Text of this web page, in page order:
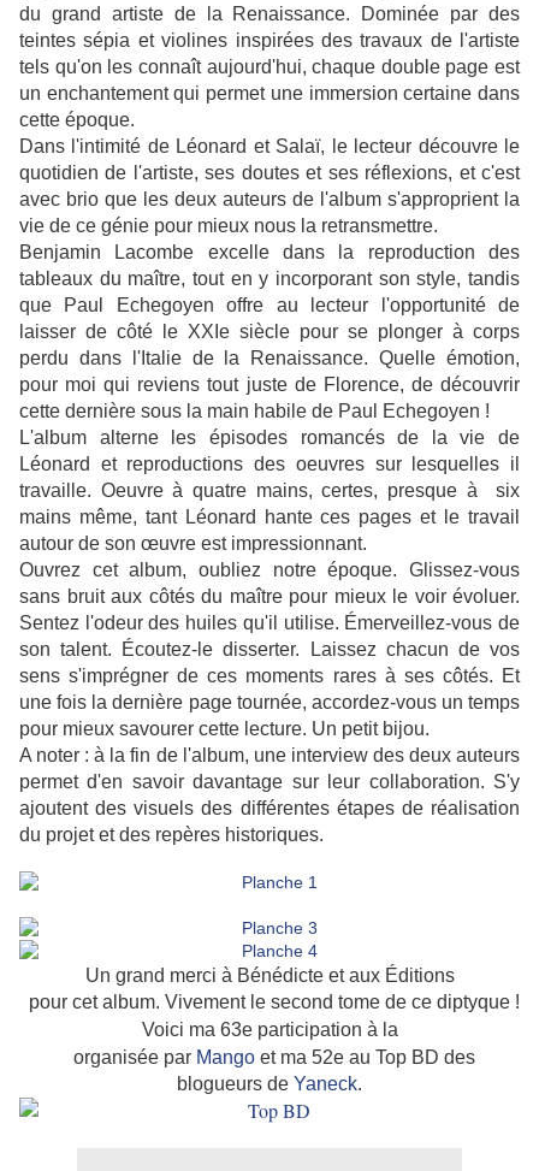
du grand artiste de la Renaissance. Dominée par des
teintes sépia et violines inspirées des travaux de l'artiste
tels qu'on les connaît aujourd'hui, chaque double page est
un enchantement qui permet une immersion certaine dans
cette époque.
Dans l'intimité de Léonard et Salaï, le lecteur découvre le
quotidien de l'artiste, ses doutes et ses réflexions, et c'est
avec brio que les deux auteurs de l'album s'approprient la
vie de ce génie pour mieux nous la retransmettre.
Benjamin Lacombe excelle dans la reproduction des
tableaux du maître, tout en y incorporant son style, tandis
que Paul Echegoyen offre au lecteur l'opportunité de
laisser de côté le XXIe siècle pour se plonger à corps
perdu dans l'Italie de la Renaissance. Quelle émotion,
pour moi qui reviens tout juste de Florence, de découvrir
cette dernière sous la main habile de Paul Echegoyen !
L'album alterne les épisodes romancés de la vie de
Léonard et reproductions des oeuvres sur lesquelles il
travaille. Oeuvre à quatre mains, certes, presque à six
mains même, tant Léonard hante ces pages et le travail
autour de son œuvre est impressionnant.
Ouvrez cet album, oubliez notre époque. Glissez-vous
sans bruit aux côtés du maître pour mieux le voir évoluer.
Sentez l'odeur des huiles qu'il utilise. Émerveillez-vous de
son talent. Écoutez-le disserter. Laissez chacun de vos
sens s'imprégner de ces moments rares à ses côtés. Et
une fois la dernière page tournée, accordez-vous un temps
pour mieux savourer cette lecture. Un petit bijou.
A noter : à la fin de l'album, une interview des deux auteurs
permet d'en savoir davantage sur leur collaboration. S'y
ajoutent des visuels des différentes étapes de réalisation
du projet et des repères historiques.
Un grand merci à Bénédicte et aux Éditions
pour cet album. Vivement le second tome de ce diptyque !
Voici ma 63e participation à la
organisée par Mango et ma 52e au Top BD des
blogueurs de Yaneck.